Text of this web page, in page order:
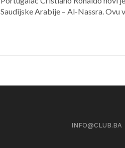
Saudijske Arabije – Al-Nassra. Ovu
INFO@CLUB.BA